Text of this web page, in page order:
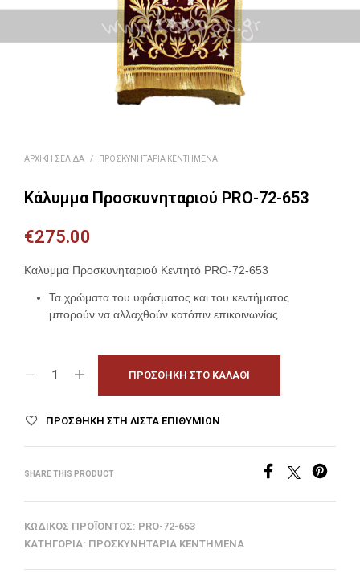
ΑΡΧΙΚΉ ΣΕΛΊΔΑ / ΠΡΟΣΚΥΝΗΤΆΡΙΑ ΚΕΝΤΗΜΈΝΑ
Κάλυμμα Προσκυνηταριού PRO-72-653
€275.00
Καλυμμα Προσκυνηταριού Κεντητό PRO-72-653
Τα χρώματα του υφάσματος και του κεντήματος
μπορούν να αλλαχθούν κατόπιν επικοινωνίας.
ΠΡΟΣΘΉΚΗ ΣΤΟ ΚΑΛΆΘΙ
ΠΡΟΣΘΉΚΗ ΣΤΗ ΛΊΣΤΑ ΕΠΙΘΥΜΙΏΝ
SHARE THIS PRODUCT
ΚΩΔΙΚΌΣ ΠΡΟΪΌΝΤΟΣ: PRO-72-653
ΚΑΤΗΓΟΡΊΑ: ΠΡΟΣΚΥΝΗΤΆΡΙΑ ΚΕΝΤΗΜΈΝΑ